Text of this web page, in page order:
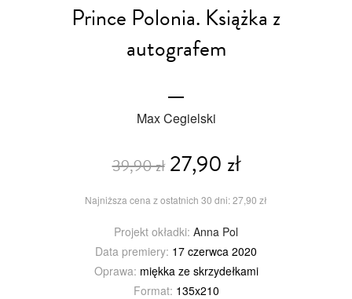
Prince Polonia. Książka z
autografem
Max Cegielski
39,90 zł27,90 zł
Najniższa cena z ostatnich 30 dni: 27,90 zł
Projekt okładki: Anna Pol
Data premiery: 17 czerwca 2020
Oprawa: miękka ze skrzydełkami
Format: 135x210